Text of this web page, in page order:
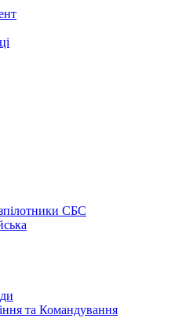
СБС
та Командування